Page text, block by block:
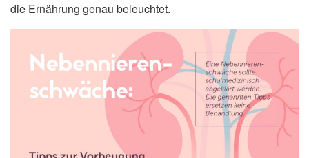
die Ernährung genau beleuchtet.